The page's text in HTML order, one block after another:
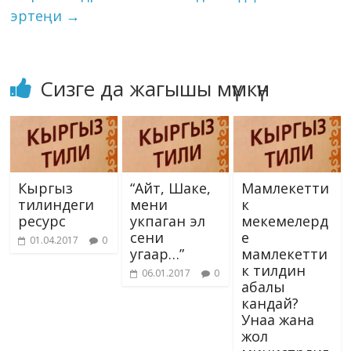
эртеңи →
Сизге да жагышы мүмкүн
Кыргыз
тилиндеги
ресурс
01.04.2017 0
“Айт, Шаке,
мени
укпаган эл
сени
угаар…”
06.01.2017 0
Мамлекетти
к
мекемелерд
е
мамлекетти
к тилдин
абалы
кандай?
Унаа жана
жол